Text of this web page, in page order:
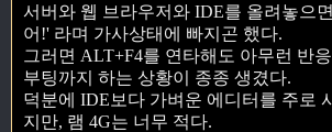
서버와 웹 브라우저와 IDE를 올려놓으
어!' 라며 가사상태에 빠지곤 했다.
그러면 ALT+F4를 연타해도 아무런 반
부팅까지 하는 상황이 종종 생겼다.
덕분에 IDE보다 가벼운 에디터를 주로
지만, 램 4G는 너무 적다.